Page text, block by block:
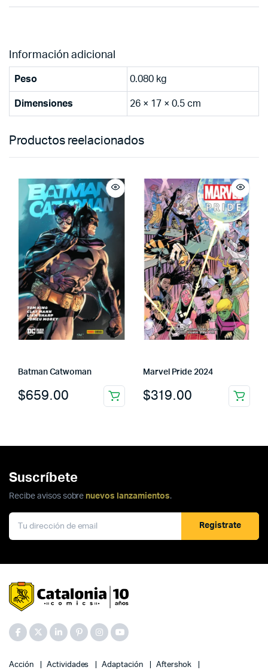
Información adicional
Peso 0.080 kg
Dimensiones 26 × 17 × 0.5 cm
Productos reelacionados
Batman Catwoman
$659.00
Marvel Pride 2024
$319.00
Suscríbete
Recibe avisos sobre nuevos lanzamientos.
Registrate
Acción Actividades Adaptación
Aftershok